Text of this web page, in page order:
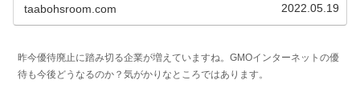
taabohsroom.com 2022.05.19
昨今優待廃止に踏み切る企業が増えていますね。GMOインターネットの優
待も今後どうなるのか？気がかりなところではあります。